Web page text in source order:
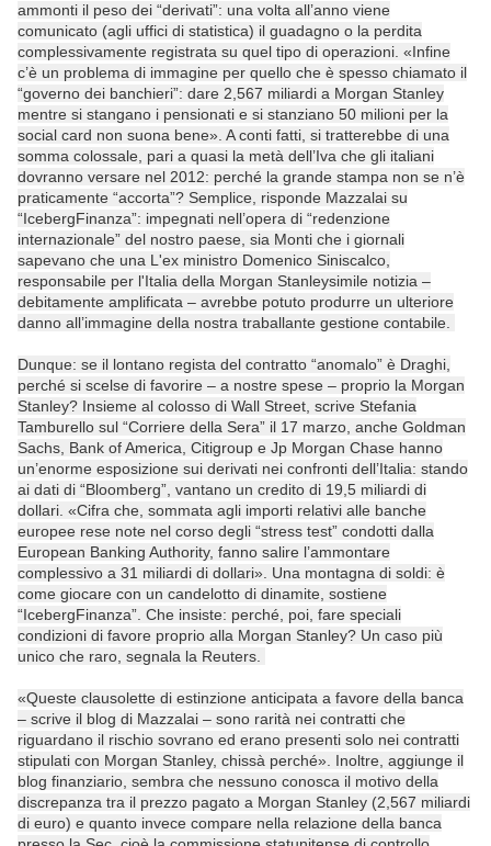
ammonti il peso dei “derivati”: una volta all’anno viene
comunicato (agli uffici di statistica) il guadagno o la perdita
complessivamente registrata su quel tipo di operazioni. «Infine
c’è un problema di immagine per quello che è spesso chiamato il
“governo dei banchieri”: dare 2,567 miliardi a Morgan Stanley
mentre si stangano i pensionati e si stanziano 50 milioni per la
social card non suona bene». A conti fatti, si tratterebbe di una
somma colossale, pari a quasi la metà dell’Iva che gli italiani
dovranno versare nel 2012: perché la grande stampa non se n’è
praticamente “accorta”? Semplice, risponde Mazzalai su
“IcebergFinanza”: impegnati nell’opera di “redenzione
internazionale” del nostro paese, sia Monti che i giornali
sapevano che una L'ex ministro Domenico Siniscalco,
responsabile per l'Italia della Morgan Stanleysimile notizia –
debitamente amplificata – avrebbe potuto produrre un ulteriore
danno all’immagine della nostra traballante gestione contabile.
Dunque: se il lontano regista del contratto “anomalo” è Draghi,
perché si scelse di favorire – a nostre spese – proprio la Morgan
Stanley? Insieme al colosso di Wall Street, scrive Stefania
Tamburello sul “Corriere della Sera” il 17 marzo, anche Goldman
Sachs, Bank of America, Citigroup e Jp Morgan Chase hanno
un’enorme esposizione sui derivati nei confronti dell’Italia: stando
ai dati di “Bloomberg”, vantano un credito di 19,5 miliardi di
dollari. «Cifra che, sommata agli importi relativi alle banche
europee rese note nel corso degli “stress test” condotti dalla
European Banking Authority, fanno salire l’ammontare
complessivo a 31 miliardi di dollari». Una montagna di soldi: è
come giocare con un candelotto di dinamite, sostiene
“IcebergFinanza”. Che insiste: perché, poi, fare speciali
condizioni di favore proprio alla Morgan Stanley? Un caso più
unico che raro, segnala la Reuters.
«Queste clausolette di estinzione anticipata a favore della banca
– scrive il blog di Mazzalai – sono rarità nei contratti che
riguardano il rischio sovrano ed erano presenti solo nei contratti
stipulati con Morgan Stanley, chissà perché». Inoltre, aggiunge il
blog finanziario, sembra che nessuno conosca il motivo della
discrepanza tra il prezzo pagato a Morgan Stanley (2,567 miliardi
di euro) e quanto invece compare nella relazione della banca